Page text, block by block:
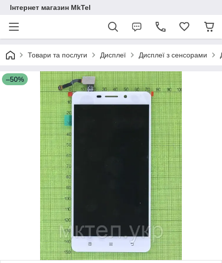
Інтернет магазин MkTel
Товари та послуги Дисплеї Дисплеї з сенсорами
–50%